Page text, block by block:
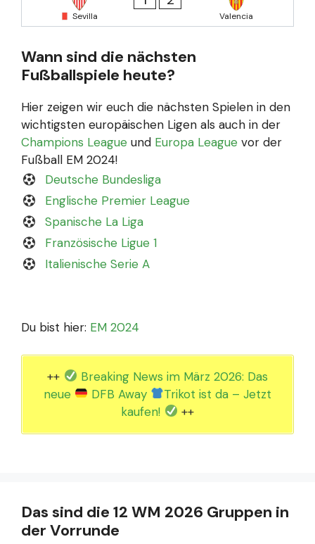
Sevilla Valencia
Wann sind die nächsten
Fußballspiele heute?
Hier zeigen wir euch die nächsten Spielen in den
wichtigsten europäischen Ligen als auch in der
Champions League und Europa League vor der
Fußball EM 2024!
Deutsche Bundesliga
Englische Premier League
Spanische La Liga
Französische Ligue 1
Italienische Serie A
Du bist hier: EM 2024
++
Breaking News im März 2026: Das
neue
DFB Away
Trikot ist da – Jetzt
kaufen!
++
Das sind die 12 WM 2026 Gruppen in
der Vorrunde